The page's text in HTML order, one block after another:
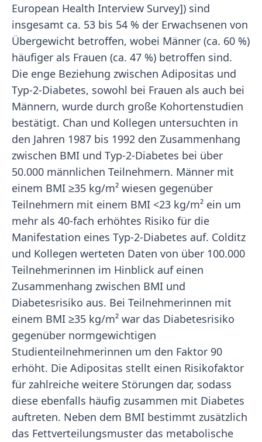
European Health Interview Survey]) sind
insgesamt ca. 53 bis 54 % der Erwachsenen von
Übergewicht betroffen, wobei Männer (ca. 60 %)
häufiger als Frauen (ca. 47 %) betroffen sind.
Die enge Beziehung zwischen Adipositas und
Typ-2-Diabetes, sowohl bei Frauen als auch bei
Männern, wurde durch große Kohortenstudien
bestätigt. Chan und Kollegen untersuchten in
den Jahren 1987 bis 1992 den Zusammenhang
zwischen BMI und Typ-2-Diabetes bei über
50.000 männlichen Teilnehmern. Männer mit
einem BMI ≥35 kg/m² wiesen gegenüber
Teilnehmern mit einem BMI <23 kg/m² ein um
mehr als 40-fach erhöhtes Risiko für die
Manifestation eines Typ-2-Diabetes auf. Colditz
und Kollegen werteten Daten von über 100.000
Teilnehmerinnen im Hinblick auf einen
Zusammenhang zwischen BMI und
Diabetesrisiko aus. Bei Teilnehmerinnen mit
einem BMI ≥35 kg/m² war das Diabetesrisiko
gegenüber normgewichtigen
Studienteilnehmerinnen um den Faktor 90
erhöht. Die Adipositas stellt einen Risikofaktor
für zahlreiche weitere Störungen dar, sodass
diese ebenfalls häufig zusammen mit Diabetes
auftreten. Neben dem BMI bestimmt zusätzlich
das Fettverteilungsmuster das metabolische